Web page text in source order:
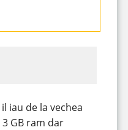
iau de la vechea
GB ram dar